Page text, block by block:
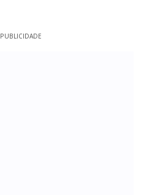
PUBLICIDADE